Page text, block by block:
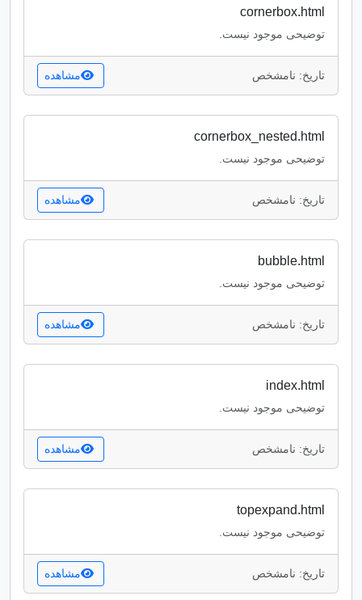
cornerbox.html
توضیحی موجود نیست.
تاریخ: نامشخص مشاهده
cornerbox_nested.html
توضیحی موجود نیست.
تاریخ: نامشخص مشاهده
bubble.html
توضیحی موجود نیست.
تاریخ: نامشخص مشاهده
index.html
توضیحی موجود نیست.
تاریخ: نامشخص مشاهده
topexpand.html
توضیحی موجود نیست.
تاریخ: نامشخص مشاهده